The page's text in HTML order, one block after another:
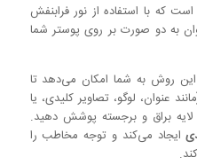
که با استفاده از نور فرابنفش
دو صورت بر روی پوستر شما
این روش به شما امکان می‌دهد تا
عنوان، لوگو، تصاویر کلیدی، یا
لایه براق و برجسته پوشش دهید.
ایجاد می‌کند و توجه مخاطب را